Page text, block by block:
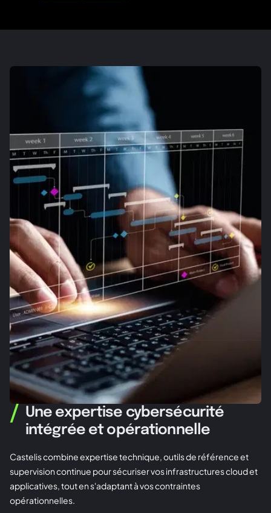
/ Une expertise cybersécurité
intégrée et opérationnelle
Castelis combine expertise technique, outils de référence et
supervision continue pour sécuriser vos infrastructures cloud et
applicatives, tout en s'adaptant à vos contraintes
opérationnelles.